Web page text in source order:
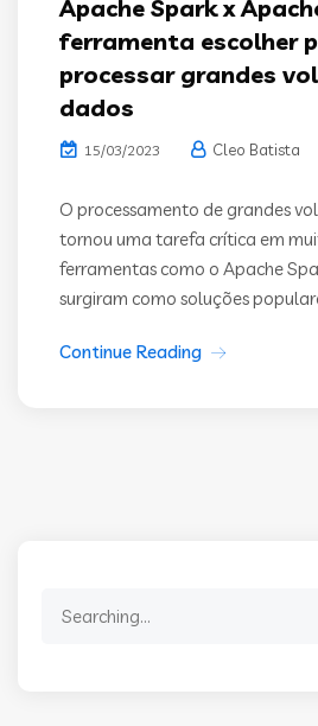
Apache Spark x
ferramenta escolher
processar grandes
dados
15/03/2023 Cleo Batista
O processamento de grandes
tornou uma tarefa crítica em
ferramentas como o Apache
surgiram como soluções
Continue Reading